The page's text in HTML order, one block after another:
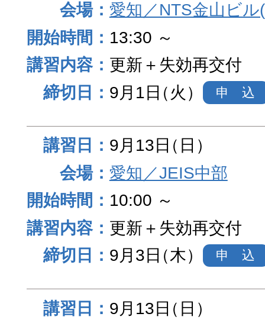
愛知／NTS金山ビ
13:30 ～
更新＋失効再交付
9月1日（火） 申 込
9月13日（日）
愛知／JEIS中部
10:00 ～
更新＋失効再交付
9月3日（木） 申 込
9月13日（日）